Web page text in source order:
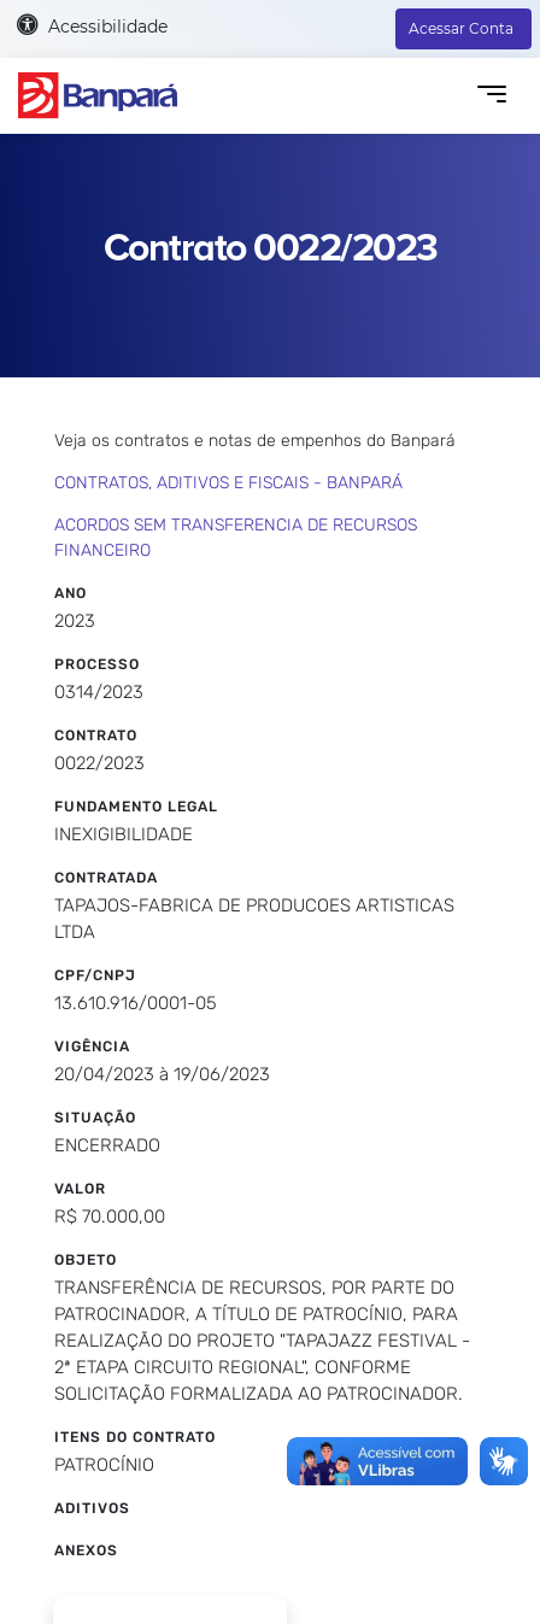
Acessibilidade Acessar Conta
Contrato 0022/2023
Veja os contratos e notas de empenhos do Banpará
CONTRATOS, ADITIVOS E FISCAIS - BANPARÁ
ACORDOS SEM TRANSFERENCIA DE RECURSOS
FINANCEIRO
ANO
2023
PROCESSO
0314/2023
CONTRATO
0022/2023
FUNDAMENTO LEGAL
INEXIGIBILIDADE
CONTRATADA
TAPAJOS-FABRICA DE PRODUCOES ARTISTICAS
LTDA
CPF/CNPJ
13.610.916/0001-05
VIGÊNCIA
20/04/2023 à 19/06/2023
SITUAÇÃO
ENCERRADO
VALOR
R$ 70.000,00
OBJETO
TRANSFERÊNCIA DE RECURSOS, POR PARTE DO
PATROCINADOR, A TÍTULO DE PATROCÍNIO, PARA
REALIZAÇÃO DO PROJETO "TAPAJAZZ FESTIVAL -
2ª ETAPA CIRCUITO REGIONAL", CONFORME
SOLICITAÇÃO FORMALIZADA AO PATROCINADOR.
ITENS DO CONTRATO
PATROCÍNIO
ADITIVOS
ANEXOS